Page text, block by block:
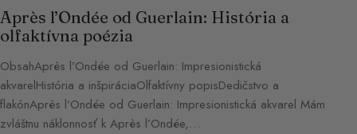
Après l’Ondée od Guerlain: História a
olfaktívna poézia
ObsahAprès l’Ondée od Guerlain: Impresionistická
akvarelHistória a inšpiráciaOlfaktívny popisDedičstvo a
flakónAprès l’Ondée od Guerlain: Impresionistická akvarel Mám
zvláštnu náklonnosť k Après l’Ondée,…